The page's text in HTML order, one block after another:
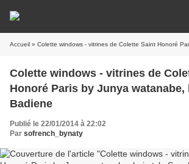
Accueil » Colette windows - vitrines de Colette Saint Honoré Paris by Junya
Colette windows - vitrines de
Honoré Paris by Junya watanabe,
Badiene
Publié le 22/01/2014 à 22:02
Par sofrench_bynaty